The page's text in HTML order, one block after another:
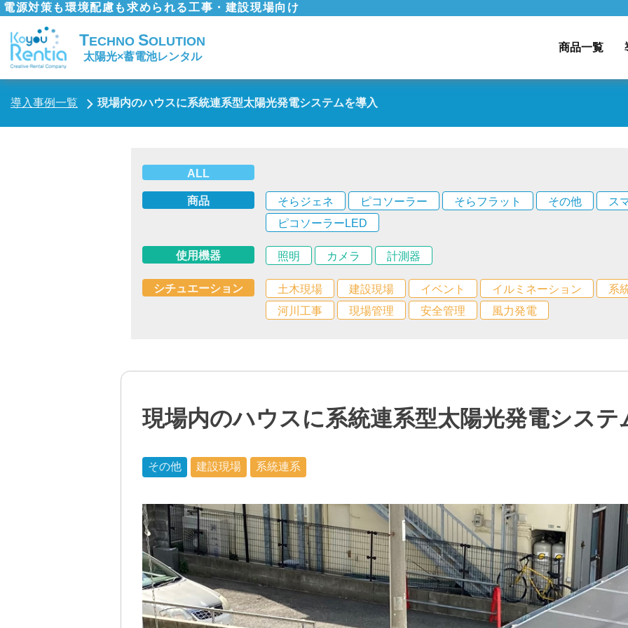
電源対策も環境配慮も求められる工事・建設現場向け
TECHNO SOLUTION
太陽光×蓄電池レンタル
商品一覧
導入事例一覧 現場内のハウスに系統連系型太陽光発電システムを導入
ALL
商品 そらジェネ ピコソーラー そらフラット その他
ス
ピコソーラーLED
使用機器 照明 カメラ 計測器
シチュエーション 土木現場 建設現場 イベント イルミネーション
系
河川工事
現場管理 安全管理 風力発電
現場内のハウスに系統連系型太陽光発電システ
その他 建設現場 系統連系